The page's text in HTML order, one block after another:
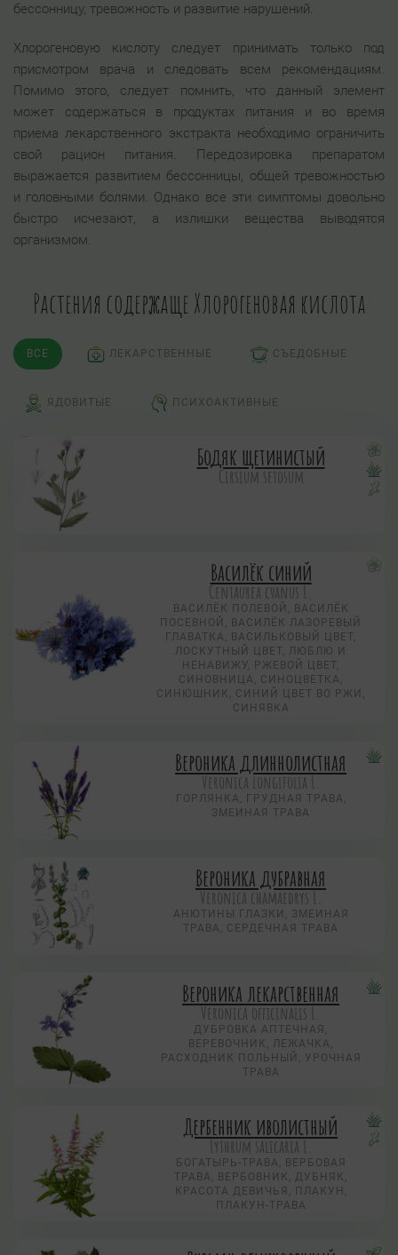
бессонницу, тревожность и развитие нарушений.
Хлорогеновую кислоту следует принимать только под
присмотром врача и следовать всем рекомендациям.
Помимо этого, следует помнить, что данный элемент
может содержаться в продуктах питания и во время
приема лекарственного экстракта необходимо ограничить
свой рацион питания. Передозировка препаратом
выражается развитием бессонницы, общей тревожностью
и головными болями. Однако все эти симптомы довольно
быстро исчезают, а излишки вещества выводятся
организмом.
Растения содержаще Хлорогеновая кислота
ВСЕ ЛЕКАРСТВЕННЫЕ СЪЕДОБНЫЕ
ЯДОВИТЫЕ ПСИХОАКТИВНЫЕ
Бодяк щетинистый
Cirsium setosum
Василёк синий
Centaurea суanus L.
ВАСИЛЁК ПОЛЕВОЙ, ВАСИЛЁК
ПОСЕВНОЙ, ВАСИЛЁК ЛАЗОРЕВЫЙ
ГЛАВАТКА, ВАСИЛЬКОВЫЙ ЦВЕТ,
ЛОСКУТНЫЙ ЦВЕТ, ЛЮБЛЮ И
НЕНАВИЖУ, РЖЕВОЙ ЦВЕТ,
СИНОВНИЦА, СИНОЦВЕТКА,
СИНЮШНИК, СИНИЙ ЦВЕТ ВО РЖИ,
СИНЯВКА
Вероника длиннолистная
Veronica longifolia L.
ГОРЛЯНКА, ГРУДНАЯ ТРАВА,
ЗМЕИНАЯ ТРАВА
Вероника дубравная
Veronica chamaedrys L.
АНЮТИНЫ ГЛАЗКИ, ЗМЕИНАЯ
ТРАВА, СЕРДЕЧНАЯ ТРАВА
Вероника лекарственная
Veronica officinalis L.
ДУБРОВКА АПТЕЧНАЯ,
ВЕРЕВОЧНИК, ЛЕЖАЧКА,
РАСХОДНИК ПОЛЬНЫЙ, УРОЧНАЯ
ТРАВА
Дербенник иволистный
Lythrum salicaria L.
БОГАТЫРЬ-ТРАВА, ВЕРБОВАЯ
ТРАВА, ВЕРБОВНИК, ДУБНЯК,
КРАСОТА ДЕВИЧЬЯ, ПЛАКУН,
ПЛАКУН-ТРАВА